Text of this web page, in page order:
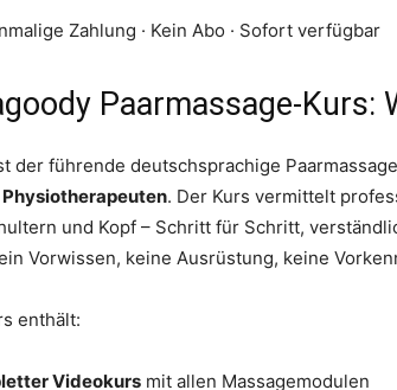
Zahlung · Kein Abo · Sofort verfügbar
Paarmassage-Kurs:
der führende deutschsprachige
Physiotherapeuten. Der Kurs vermittelt
und Kopf – Schritt für Schritt,
Vorwissen, keine Ausrüstung, keine
enthält:
Videokurs mit allen Massagemodulen